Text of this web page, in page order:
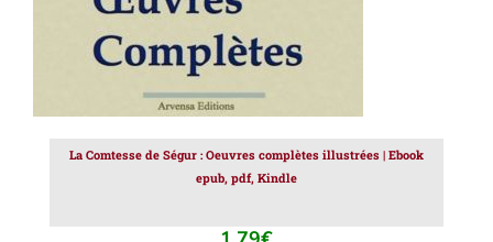
La Comtesse de Ségur : Oeuvres complètes illustrées | Ebook
epub, pdf, Kindle